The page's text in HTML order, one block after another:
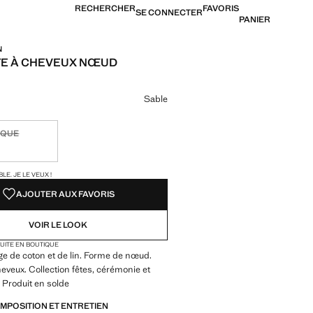
RECHERCHERSE CONNECTERFAVORIS
PANIER
À CHEVEUX NŒUD
€ ]
couleur
Sable
Je le veux !
!
JE LE VEUX !
AJOUTER AUX FAVORIS
VOIR LE LOOK
EN BOUTIQUE
de coton et de lin. Forme de nœud.
Collection fêtes, cérémonie et
en solde
ET ENTRETIEN